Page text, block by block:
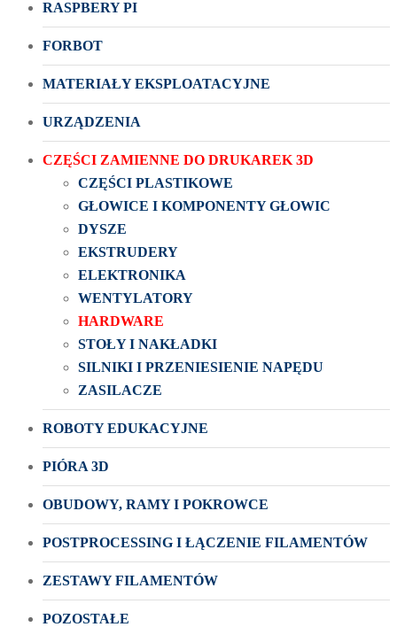
RASPBERY PI
FORBOT
MATERIAŁY EKSPLOATACYJNE
URZĄDZENIA
CZĘŚCI ZAMIENNE DO DRUKAREK 3D
CZĘŚCI PLASTIKOWE
GŁOWICE I KOMPONENTY GŁOWIC
DYSZE
EKSTRUDERY
ELEKTRONIKA
WENTYLATORY
HARDWARE
STOŁY I NAKŁADKI
SILNIKI I PRZENIESIENIE NAPĘDU
ZASILACZE
ROBOTY EDUKACYJNE
PIÓRA 3D
OBUDOWY, RAMY I POKROWCE
POSTPROCESSING I ŁĄCZENIE FILAMENTÓW
ZESTAWY FILAMENTÓW
POZOSTAŁE